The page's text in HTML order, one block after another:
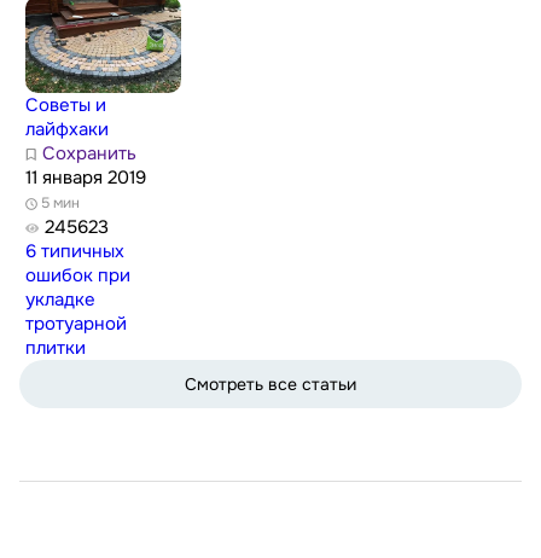
Советы и
лайфхаки
Сохранить
11 января 2019
5 мин
245623
6 типичных
ошибок при
укладке
тротуарной
плитки
Смотреть все статьи